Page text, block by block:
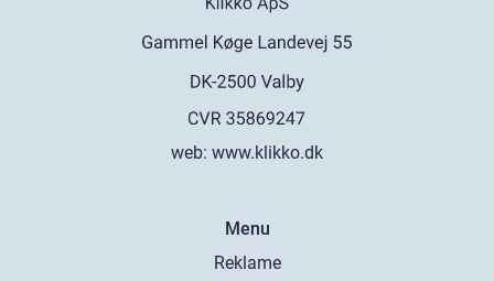
web: www.klikko.dk
Menu
Reklame